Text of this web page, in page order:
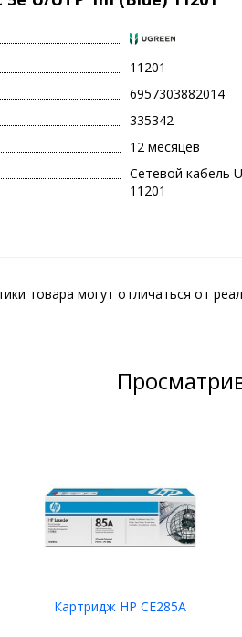
11201
6957303882014
335342
12 месяцев
Сетевой кабель
11201
товара могут отличаться от
Картридж HP CE285A